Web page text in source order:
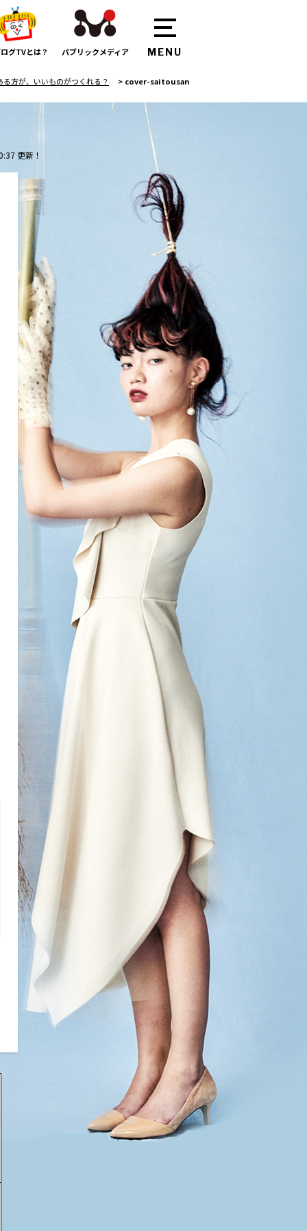
グTVとは？ パブリックメディア
る方が、いいものがつくれる？ > cover-saitousan
更新！